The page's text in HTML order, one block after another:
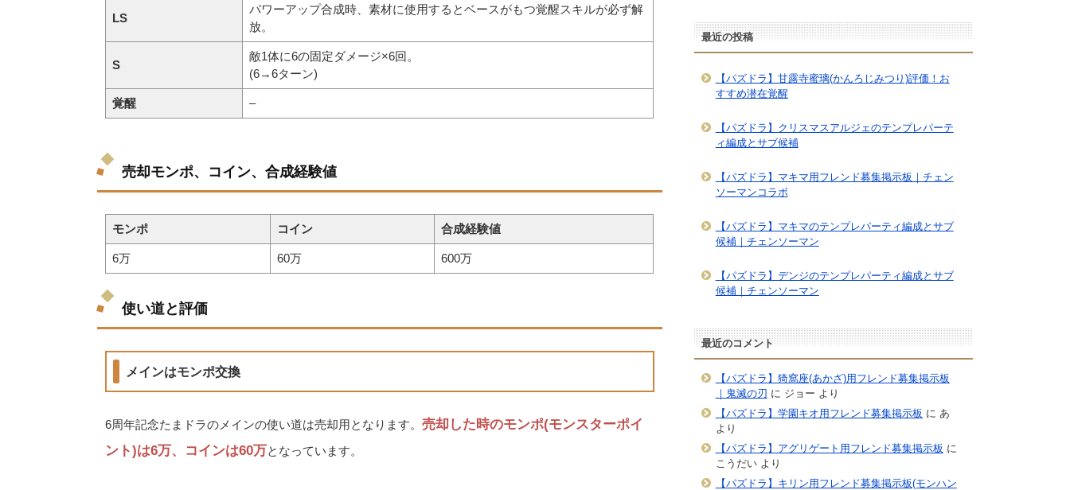
LS
パワーアップ合成時、素材に使用するとベースがもつ覚醒スキルが必ず解
放。
S
敵1体に6の固定ダメージ×6回。
(6→6ターン)
覚醒 –
売却モンポ、コイン、合成経験値
モンポ コイン 合成経験値
6万 60万 600万
使い道と評価
メインはモンポ交換
6周年記念たまドラのメインの使い道は売却用となります。 売却した時のモンポ(モンスターポイ
ント)は6万、コインは60万となっています。
最近の投稿
【パズドラ】甘露寺蜜璃(かんろじみつり)評価！お
すすめ潜在覚醒
【パズドラ】クリスマスアルジェのテンプレパーテ
ィ編成とサブ候補
【パズドラ】マキマ用フレンド募集掲示板｜チェン
ソーマンコラボ
【パズドラ】マキマのテンプレパーティ編成とサブ
候補｜チェンソーマン
【パズドラ】デンジのテンプレパーティ編成とサブ
候補｜チェンソーマン
最近のコメント
【パズドラ】猗窩座(あかざ)用フレンド募集掲示板
｜鬼滅の刃 に ジョー より
【パズドラ】学園キオ用フレンド募集掲示板 に あ
より
【パズドラ】アグリゲート用フレンド募集掲示板 に
こうだいより
【パズドラ】キリン用フレンド募集掲示板(モンハン